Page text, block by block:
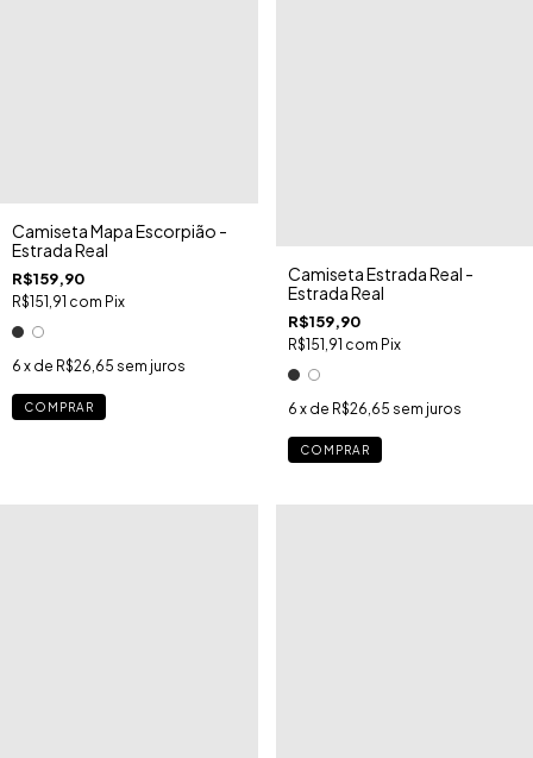
Camiseta Mapa Escorpião -
Estrada Real
R$159,90
R$151,91 com Pix
6 x de R$26,65 sem juros
COMPRAR
Camiseta Estrada Real -
Estrada Real
R$159,90
R$151,91 com Pix
6 x de R$26,65 sem juros
COMPRAR